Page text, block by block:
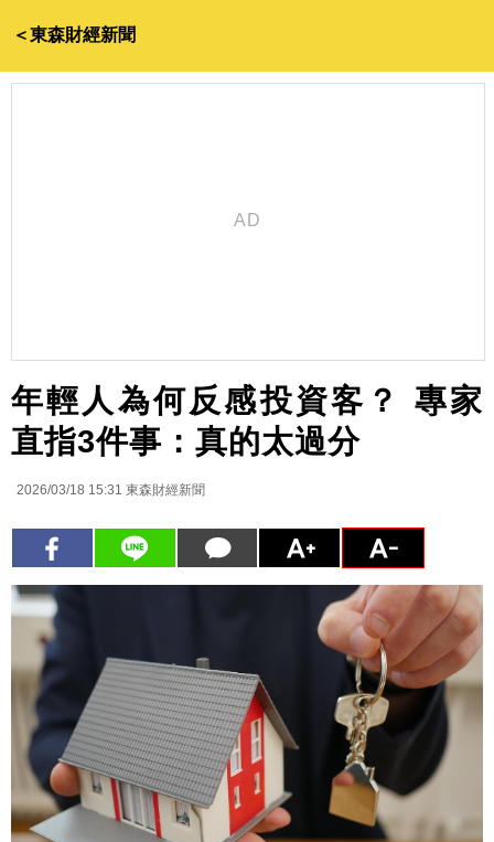
＜東森財經新聞
年輕人為何反感投資客？ 專家
直指3件事：真的太過分
2026/03/18 15:31 東森財經新聞